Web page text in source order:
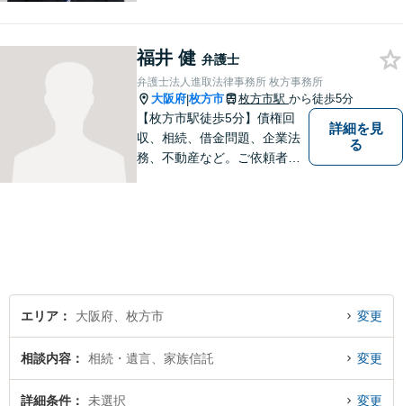
めのお手伝いをしています。
福井 健 弁護士
弁護士法人進取法律事務所 枚方事務所
大阪府|枚方市 枚方市駅 から徒歩5分
【枚方市駅徒歩5分】債権回
収、相続、借金問題、企業法
務、不動産など。ご依頼者さ
です。
詳細を見
る
エリア 大阪府、枚方市 変更
相談内容 相続・遺言、家族信託 変更
詳細条件 未選択 変更